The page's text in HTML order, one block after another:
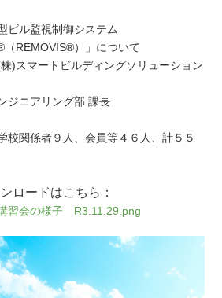
ル監視制御システム
）」について
スマートビルディングソリューション
リング部 課長
関係者９人、会員等４６人、計５５
ロードはこちら：
習会の様子 R3.11.29.png